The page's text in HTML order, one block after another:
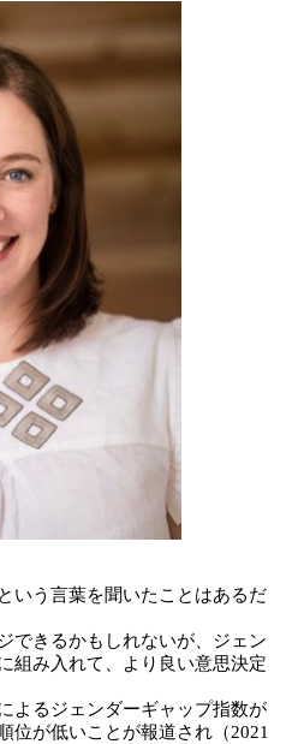
いう言葉を聞いたことはあるだ
できるかもしれないが、ジェン
組み入れて、より良い意思決定
よるジェンダーギャップ指数が
位が低いことが報道され（2021